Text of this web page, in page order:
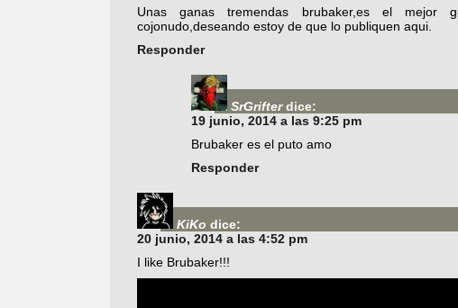
Unas ganas tremendas brubaker,es el mejor
cojonudo,deseando estoy de que lo publiquen aqui.
Responder
SrGrifter dice:
19 junio, 2014 a las 9:25 pm
Brubaker es el puto amo
Responder
KiKo dice:
20 junio, 2014 a las 4:52 pm
I like Brubaker!!!